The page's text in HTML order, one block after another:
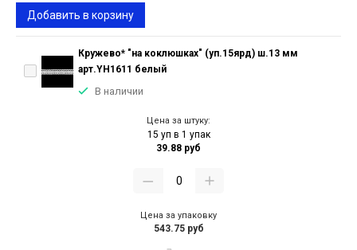
Добавить в корзину
Кружево* "на коклюшках" (уп.15ярд) ш.13 мм
арт.YH1611 белый
В наличии
Цена за штуку:
15 уп в 1 упак
39.88 руб
Цена за упаковку
543.75 руб